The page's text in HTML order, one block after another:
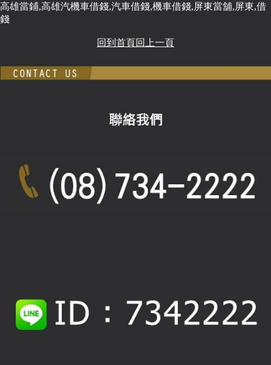
高雄當鋪,高雄汽機車借錢,汽車借錢,機車借錢,屏東當舖,屏東,借
錢
回到首頁回上一頁